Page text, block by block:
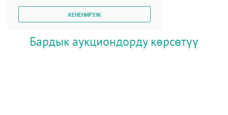
Бардык аукциондорду көрсөтүү